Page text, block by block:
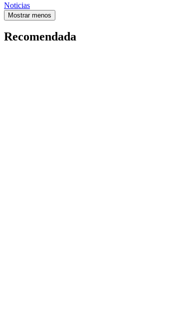
Noticias
Mostrar menos
Recomendada